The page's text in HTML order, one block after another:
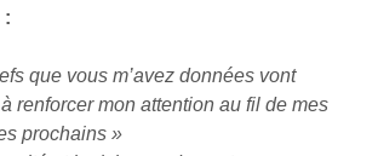
:
que vous m’avez données vont
à renforcer mon attention au fil de mes
prochains »